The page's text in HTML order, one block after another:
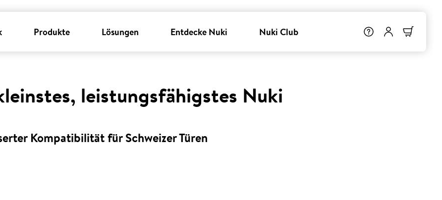
Produkte Lösungen Entdecke Nuki Nuki Club
leistungsfähigstes Nuki
Kompatibilität für Schweizer Türen